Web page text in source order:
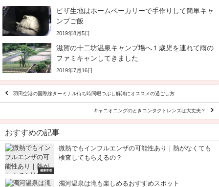
ピザ生地はホームベーカリーで手作りして簡単キャ
ンプご飯
2019年8月5日
滋賀の十二坊温泉キャンプ場へ１歳児を連れて雨の
ファミキャンしてきました
2019年7月16日
羽田空港の国際線ターミナル待ち時間暇つぶし解消にオススメの過ごし方
キャニオニングのときコンタクトレンズは大丈夫？
おすすめの記事
健康管理
微熱でもインフルエンザの可能性あり｜熱がなくても
検査してもらえるの？
濁河温泉は滝も楽しめるおすすめスポット